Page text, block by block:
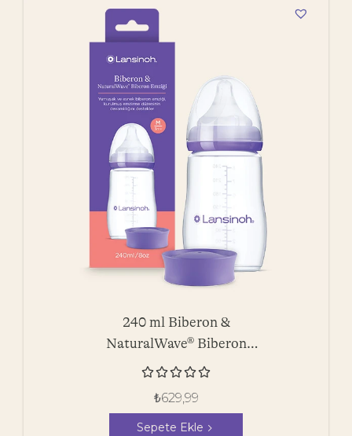
240 ml Biberon &
NaturalWave® Biberon
Emziği

₺629,99
Sepete Ekle